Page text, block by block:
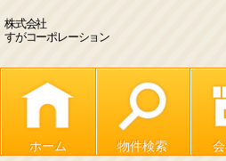
株式会社
すがコーポレーション
ホーム 物件検索